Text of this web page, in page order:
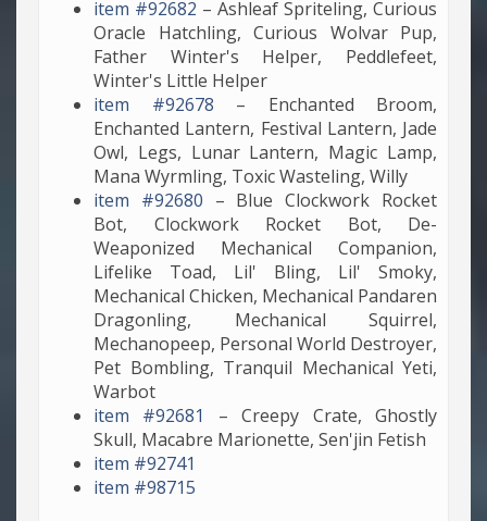
item #92682 – Ashleaf Spriteling, Curious
Oracle Hatchling, Curious Wolvar Pup,
Father Winter's Helper, Peddlefeet,
Winter's Little Helper
item #92678 – Enchanted Broom,
Enchanted Lantern, Festival Lantern, Jade
Owl, Legs, Lunar Lantern, Magic Lamp,
Mana Wyrmling, Toxic Wasteling, Willy
item #92680 – Blue Clockwork Rocket
Bot, Clockwork Rocket Bot, De-
Weaponized Mechanical Companion,
Lifelike Toad, Lil' Bling, Lil' Smoky,
Mechanical Chicken, Mechanical Pandaren
Dragonling, Mechanical Squirrel,
Mechanopeep, Personal World Destroyer,
Pet Bombling, Tranquil Mechanical Yeti,
Warbot
item #92681
– Creepy Crate, Ghostly
Skull, Macabre Marionette, Sen'jin Fetish
item #92741
item #98715